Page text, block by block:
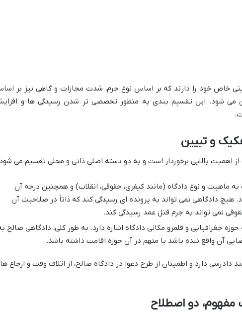
خاص خود را دارند که بر اساس نوع جرم، شدت مجازات و گاهی نیز بر
می شود. این تقسیم بندی به منظور تخصصی تر شدن رسیدگی ها و
و تبیین
از اهمیت بالایی برخوردار است و به دو دسته اصلی ذاتی و محلی تقسیم می
ماهیت و نوع دادگاه (مانند کیفری، حقوقی، انقلاب) و همچنین درجه آن
هیچ دادگاهی نمی تواند به پرونده ای رسیدگی کند که ذاتاً در صلاحیت آن
نمی تواند به جرم قتل عمد رسیدگی کند.
جغرافیایی و قلمرو مکانی دادگاه اشاره دارد. به طور کلی، دادگاهی صالح
آن واقع شده باشد یا متهم در آن حوزه اقامت داشته باشد.
دادرسی دارد و اطمینان از طرح دعوا در دادگاه صالح، از اتلاف وقت و ارجاع
مفهوم، دو اصطلاح